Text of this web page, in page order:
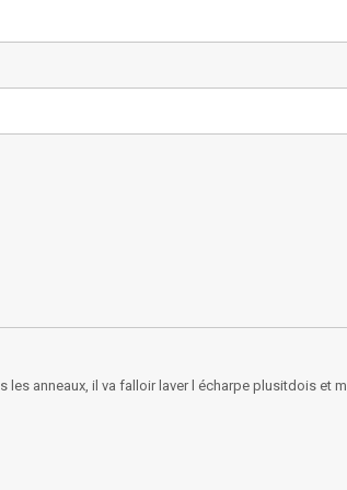
anneaux, il va falloir laver l écharpe plusitdois et